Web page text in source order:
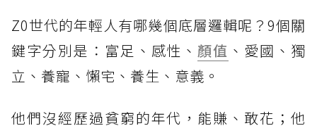
Z0世代的年輕人有哪幾個底層邏輯呢？9個關
鍵字分別是：富足、感性、 顏值 、愛國、獨
立、養寵、懶宅、養生、意義。
他們沒經歷過貧窮的年代，能賺、敢花；他